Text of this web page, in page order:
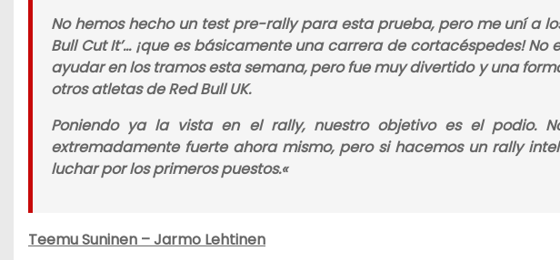
No hemos hecho un test pre-rally para esta prueba, pero me uní a
Bull Cut It’… ¡que es básicamente una carrera de cortacéspedes!
ayudar en los tramos esta semana, pero fue muy divertido y una
otros atletas de Red Bull UK.
Poniendo ya la vista en el rally, nuestro objetivo es el podio.
extremadamente fuerte ahora mismo, pero si hacemos un rally
luchar por los primeros puestos.«
Teemu Suninen – Jarmo Lehtinen